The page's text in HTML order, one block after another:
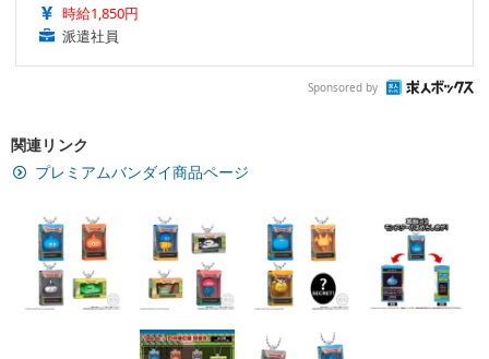
時給1,850円
派遣社員
Sponsored by
関連リンク
プレミアムバンダイ商品ページ